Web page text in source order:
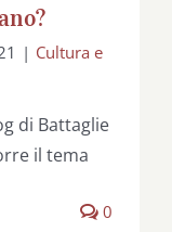
| Cultura e
di Battaglie
il tema
0